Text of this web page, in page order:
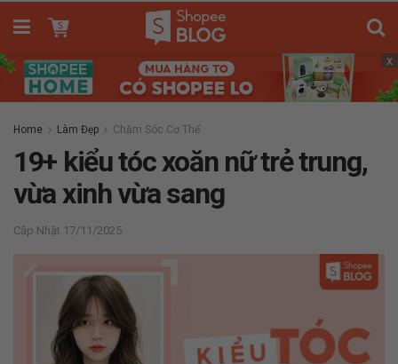
x
Home Làm Đẹp Chăm Sóc Cơ Thể
19+ kiểu tóc xoăn nữ trẻ trung,
vừa xinh vừa sang
17/11/2025